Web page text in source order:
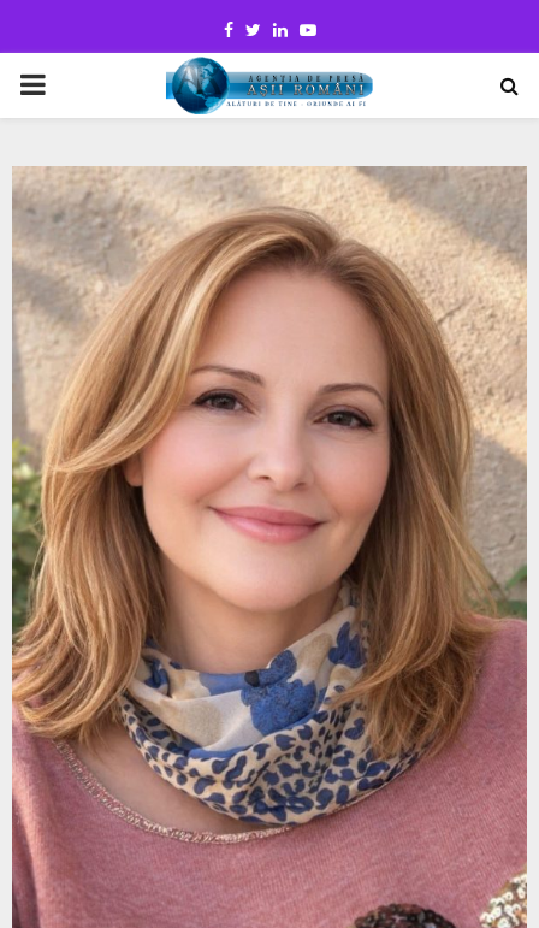
Facebook
TwitterLinkedinYoutube
PRIMARY